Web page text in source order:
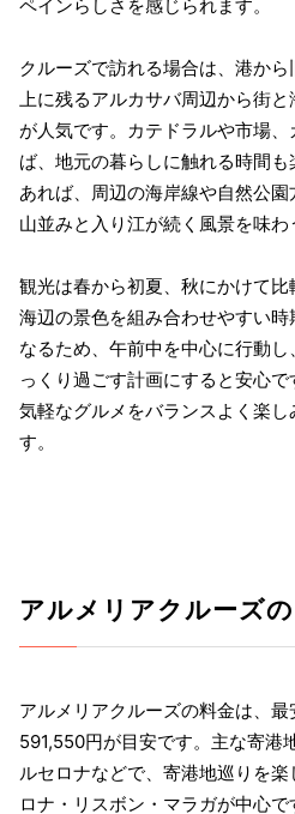
ペインらしさを感じられます。
クルーズで訪れる場合は、港か
上に残るアルカサバ周辺から街
が人気です。カテドラルや市場
ば、地元の暮らしに触れる時間
あれば、周辺の海岸線や自然公
山並みと入り江が続く風景を味わ
観光は春から初夏、秋にかけて
海辺の景色を組み合わせやすい時
なるため、午前中を中心に行動
っくり過ごす計画にすると安心で
気軽なグルメをバランスよく楽
す。
アルメリアクルーズ
アルメリアクルーズの料金は、
591,550円が目安です。主な寄港
ルセロナなどで、寄港地巡りを
ロナ・リスボン・マラガが中心